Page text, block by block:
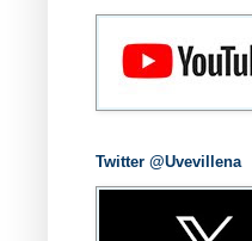
Twitter @Uvevillena